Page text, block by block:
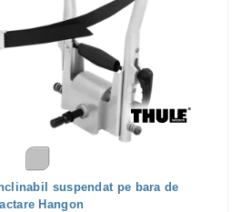
suspendat pe bara de
Hangon